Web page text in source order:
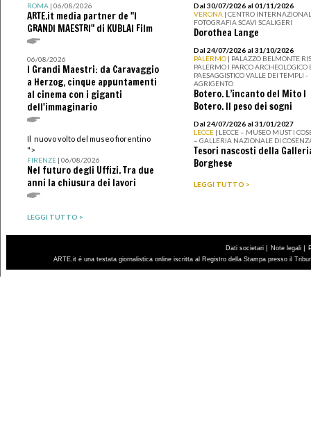
ROMA| 06/08/2026
ARTE.it media partner de "I
GRANDI MAESTRI" di KUBLAI Film
06/08/2026
I Grandi Maestri: da Caravaggio
a Herzog, cinque appuntamenti
al cinema con i giganti
dell'immaginario
Il nuovo volto del museo fiorentino
">
FIRENZE| 06/08/2026
Nel futuro degli Uffizi. Tra due
anni la chiusura dei lavori
LEGGI TUTTO >
Dal 30/07/2026 al 01/11/2026
VERONA | CENTRO
FOTOGRAFIA SCAVI SCALIGERI
Dorothea Lange
Dal 24/07/2026 al 31/10/2026
PALERMO | PALAZZO BELMONTE
PALERMO I PARCO ARCHEOLOGICO
PAESAGGISTICO VALLE DEI TEMPLI -
AGRIGENTO
Botero. L’incanto del Mito I
Botero. Il peso dei sogni
Dal 24/07/2026 al 31/01/2027
LECCE | LECCE – MUSEO MUST I
– GALLERIA NAZIONALE DI
Tesori nascosti della
Borghese
LEGGI TUTTO >
Dati societari | Note legali |
ARTE.it è una testata giornalistica online iscritta al Registro della Stampa presso il